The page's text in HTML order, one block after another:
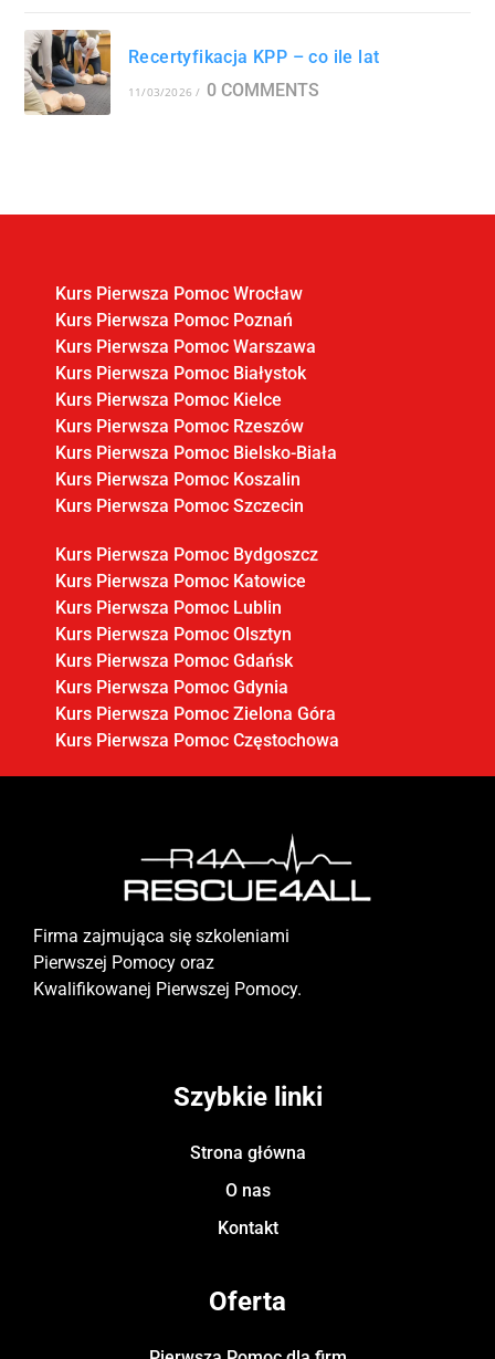
Recertyfikacja KPP – co ile lat
11/03/2026 / 0 COMMENTS
Kurs Pierwsza Pomoc Wrocław
Kurs Pierwsza Pomoc Poznań
Kurs Pierwsza Pomoc Warszawa
Kurs Pierwsza Pomoc Białystok
Kurs Pierwsza Pomoc Kielce
Kurs Pierwsza Pomoc Rzeszów
Kurs Pierwsza Pomoc Bielsko-Biała
Kurs Pierwsza Pomoc Koszalin
Kurs Pierwsza Pomoc Szczecin
Kurs Pierwsza Pomoc Bydgoszcz
Kurs Pierwsza Pomoc Katowice
Kurs Pierwsza Pomoc Lublin
Kurs Pierwsza Pomoc Olsztyn
Kurs Pierwsza Pomoc Gdańsk
Kurs Pierwsza Pomoc Gdynia
Kurs Pierwsza Pomoc Zielona Góra
Kurs Pierwsza Pomoc Częstochowa
Firma zajmująca się szkoleniami
Pierwszej Pomocy oraz
Kwalifikowanej Pierwszej Pomocy.
Szybkie linki
Strona główna
O nas
Kontakt
Oferta